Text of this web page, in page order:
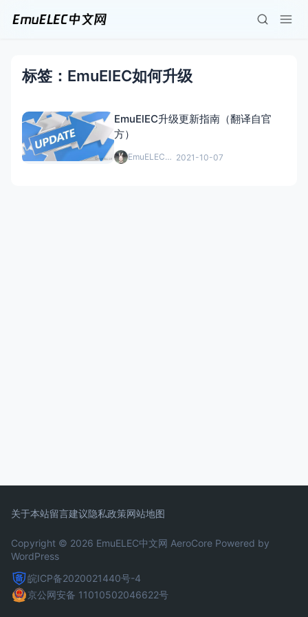
标签：EmuElEC如何升级
EmuElEC升级更新指南（翻译自官
方）
EmuELEC中文网 2021-10-07
关于本站留言建议隐私政策网站地图
Copyright © 2026 EmuELEC中文网 AeroCore Powered by
WordPress
皖ICP备2020021440号-4
京公网安备 11010502046622号